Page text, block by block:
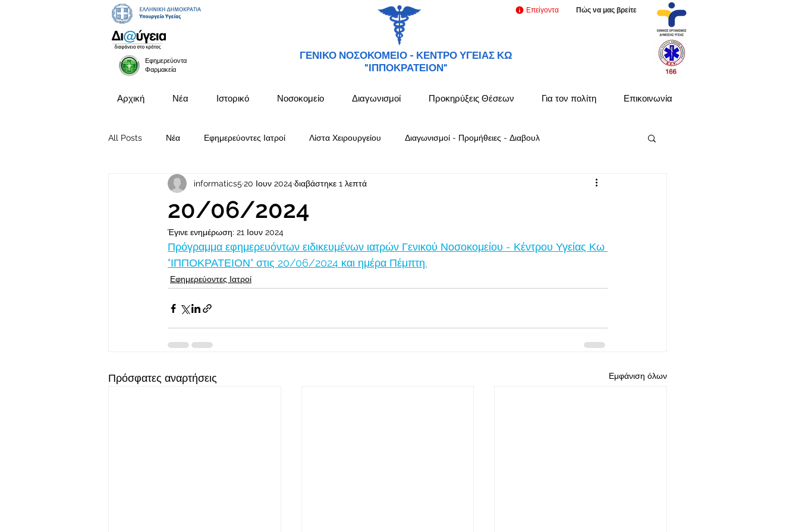
Εφημερεύοντα
Φαρμακεία
ΓΕΝΙΚΟ ΝΟΣΟΚΟΜΕΙΟ - ΚΕΝΤΡΟ ΥΓΕΙΑΣ ΚΩ
"ΙΠΠΟΚΡΑΤΕΙΟΝ"
Επείγοντα Πώς να μας βρείτε
Αρχική Νέα Ιστορικό Νοσοκομείο Διαγωνισμοί Προκηρύξεις Θέσεων Για τον πολίτη Επικοινωνία
All Posts Νέα Εφημερεύοντες Ιατροί Λίστα Χειρουργείου Διαγωνισμοί - Προμήθειες - Διαβουλ
Προκηρύξεις Θέσεων
20/06/2024
informatics5 20 Ιουν 2024διαβάστηκε 1 λεπτά
Έγινε ενημέρωση: 21 Ιουν 2024
Πρόγραμμα εφημερευόντων ειδικευμένων ιατρών Γενικού Νοσοκομείου - Κέντρου Υγείας Κω
"ΙΠΠΟΚΡΑΤΕΙΟΝ" στις 20/06/2024 και ημέρα Πέμπτη.
Εφημερεύοντες Ιατροί
Πρόσφατες αναρτήσεις Εμφάνιση όλων